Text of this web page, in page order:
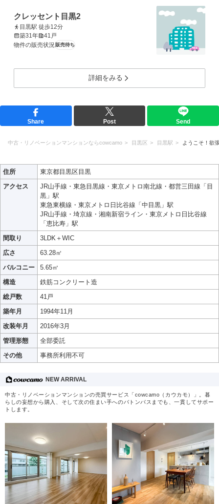
クレッセント目黒2
目黒駅 徒歩12分
築31年
41戸
物件の販売状況 販売待ち
詳細をみる
Share Post Send
中古・リノベーションマンションならcowcamo 目黒区 目黒駅 ようこそ！欲
住所
東京都目黒区目黒
アクセス
JR山手線・東急目黒線・東京メトロ南北線・都営三田線「目
黒」駅
東急東横線・東京メトロ日比谷線「中目黒」駅
JR山手線・埼京線・湘南新宿ライン・東京メトロ日比谷線
「恵比寿」駅
間取り
3LDK＋WIC
広さ
63.28㎡
バルコニー
5.65㎡
構造
鉄筋コンクリート造
総戸数
41戸
築年月
1994年11月
改装年月
2016年3月
管理形態
全部委託
その他
事務所利用不可
NEW ARRIVAL
中古・リノベーションマンションの売買サービス「cowcamo（カウカモ）」。暮
らしの妄想から購入、そして次の住まい手へのバトンパスまでも、一貫してサポー
トします。